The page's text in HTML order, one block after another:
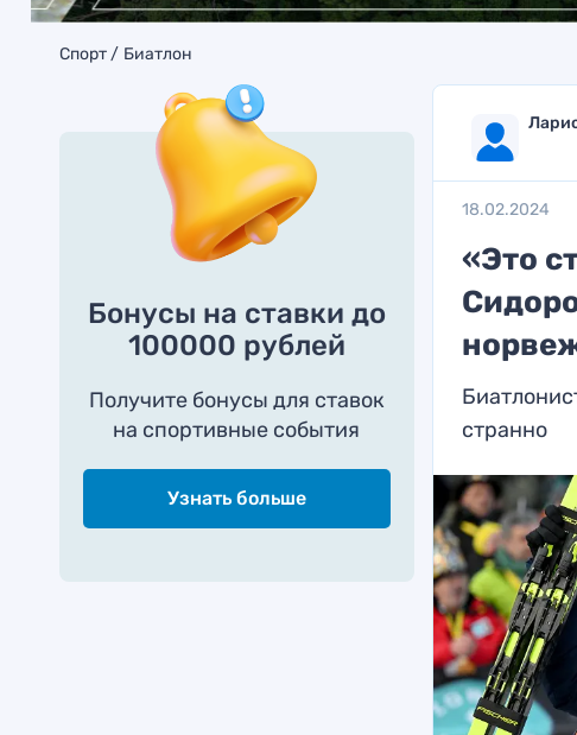
Спорт Биатлон
Бонусы на ставки до
100000 рублей
Получите бонусы для ставок
на спортивные события
Узнать больше
18.02.2024
«Это
странно